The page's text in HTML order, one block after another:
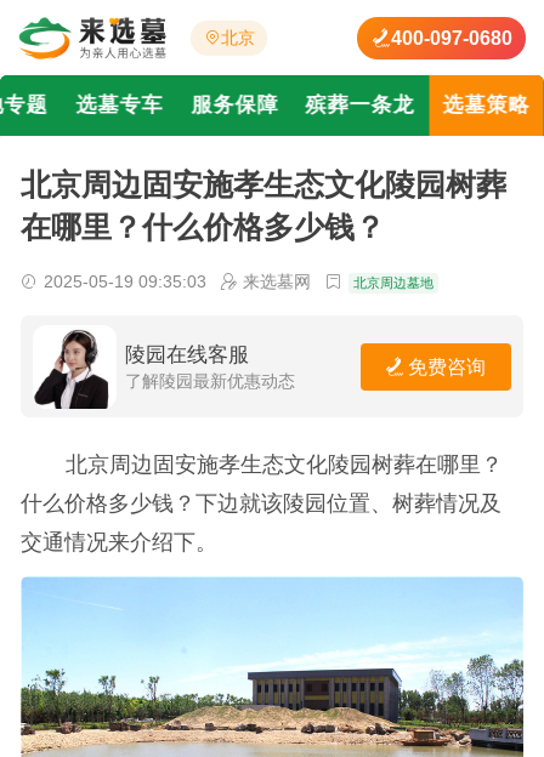
北京 400-097-0680
题 选墓专车 服务保障 殡葬一条龙 选墓策略
北京周边固安施孝生态文化陵园树葬
在哪里？什么价格多少钱？
2025-05-19 09:35:03 来选墓网 北京周边墓地
陵园在线客服
了解陵园最新优惠动态
免费咨询
北京周边固安施孝生态文化陵园树葬在哪里？
什么价格多少钱？下边就该陵园位置、树葬情况及
交通情况来介绍下。